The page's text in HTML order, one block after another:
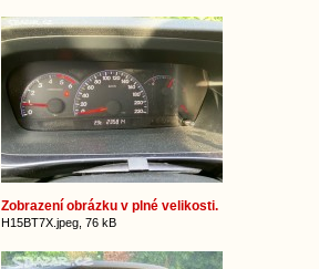
Zobrazení obrázku v plné velikosti.
H15BT7X.jpeg, 76 kB